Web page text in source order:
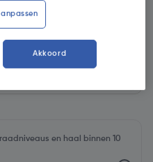
en haal binnen 10
Akkoord